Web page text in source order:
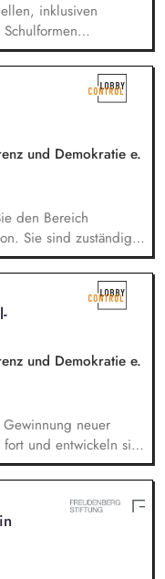
inklusiven
individuelle
Unterricht und in den
und Strategien mit
um
und Demokratie e.
den Bereich
Sie sind zuständig
und die Organisation
Team und
Strategie. Sie sind
und die operative
und Demokratie e.
neuer
und entwickeln sie
E-Mailings und
bei der Planung,
übers Texten
deren